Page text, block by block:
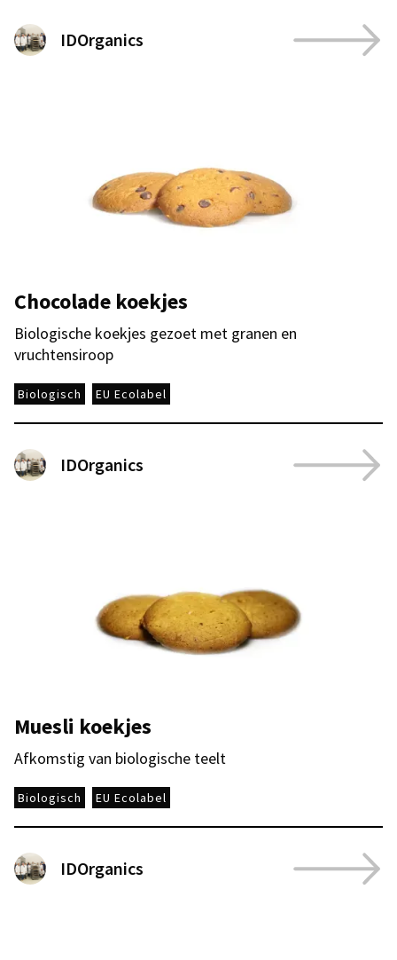
IDOrganics
Chocolade koekjes
Biologische koekjes gezoet met granen en
vruchtensiroop
Biologisch EU Ecolabel
IDOrganics
Muesli koekjes
Afkomstig van biologische teelt
Biologisch EU Ecolabel
IDOrganics